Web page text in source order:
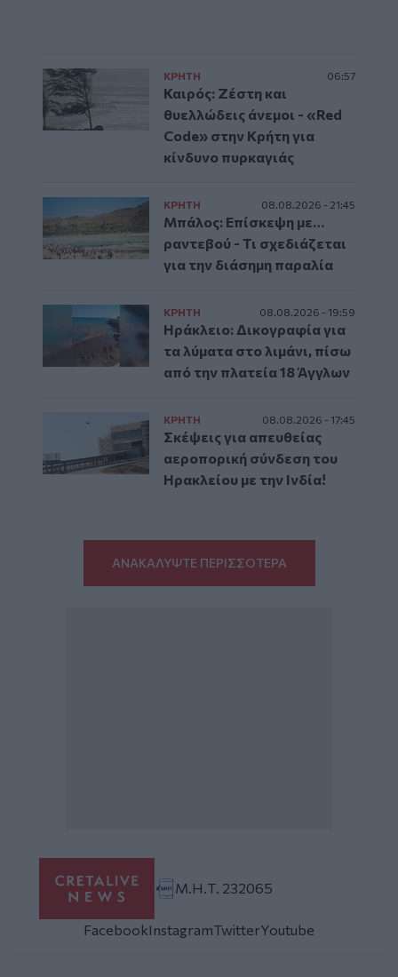
ΚΡΗΤΗ 06:57
Καιρός: Ζέστη και
θυελλώδεις άνεμοι - «Red
Code» στην Κρήτη για
κίνδυνο πυρκαγιάς
ΚΡΗΤΗ 08.08.2026 - 21:45
Μπάλος: Επίσκεψη με…
ραντεβού - Τι σχεδιάζεται
για την διάσημη παραλία
ΚΡΗΤΗ 08.08.2026 - 19:59
Ηράκλειο: Δικογραφία για
τα λύματα στο λιμάνι, πίσω
από την πλατεία 18 Άγγλων
ΚΡΗΤΗ 08.08.2026 - 17:45
Σκέψεις για απευθείας
αεροπορική σύνδεση του
Ηρακλείου με την Ινδία!
ΑΝΑΚΑΛΥΨΤΕ ΠΕΡΙΣΣΟΤΕΡΑ
Μ.Η.Τ. 232065
FacebookInstagramTwitterYoutube